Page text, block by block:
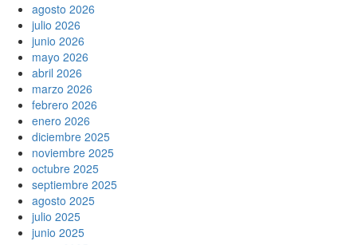
agosto 2026
julio 2026
junio 2026
mayo 2026
abril 2026
marzo 2026
febrero 2026
enero 2026
diciembre 2025
noviembre 2025
octubre 2025
septiembre 2025
agosto 2025
julio 2025
junio 2025